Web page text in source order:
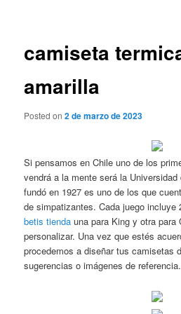
camiseta
amarilla
Posted on2 de marzo de 2023
Si pensamos en Chile uno de los
vendrá a la mente será la
fundó en 1927 es uno de los que
de simpatizantes. Cada juego incluye
betis tienda una para King y otra para
personalizar. Una vez que estés
procedemos a diseñar tus camisetas
sugerencias o imágenes de referencia.